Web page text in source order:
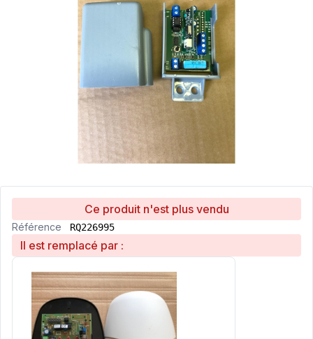
Ce produit n'est plus vendu
Référence RQ226995
Il est remplacé par :